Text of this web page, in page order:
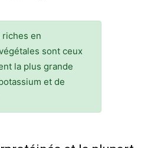
riches en
sont ceux
la plus grande
et de